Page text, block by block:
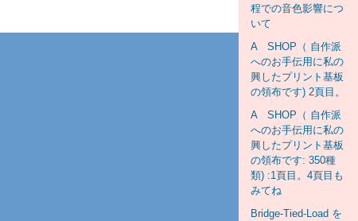
程での音色影響につ
いて
A SHOP（ 自作派
へのお手伝用に私の
興したプリント基板
の領布です) 2頁目。
A SHOP（ 自作派
へのお手伝用に私の
興したプリント基板
の領布です: 350種
類) :1頁目。4頁目も
みてね
Bridge-Tied-Load を